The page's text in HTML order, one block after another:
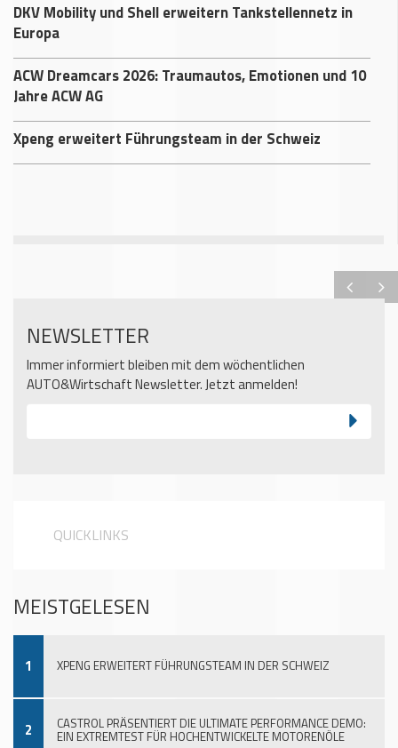
DKV Mobility und Shell erweitern Tankstellennetz in
Europa
ACW Dreamcars 2026: Traumautos, Emotionen und 10
Jahre ACW AG
Xpeng erweitert Führungsteam in der Schweiz
NEWSLETTER
Immer informiert bleiben mit dem wöchentlichen
AUTO&Wirtschaft Newsletter. Jetzt anmelden!
QUICKLINKS
MEISTGELESEN
1 XPENG ERWEITERT FÜHRUNGSTEAM IN DER SCHWEIZ
2 CASTROL PRÄSENTIERT DIE ULTIMATE PERFORMANCE DEMO:
EIN EXTREMTEST FÜR HOCHENTWICKELTE MOTORENÖLE